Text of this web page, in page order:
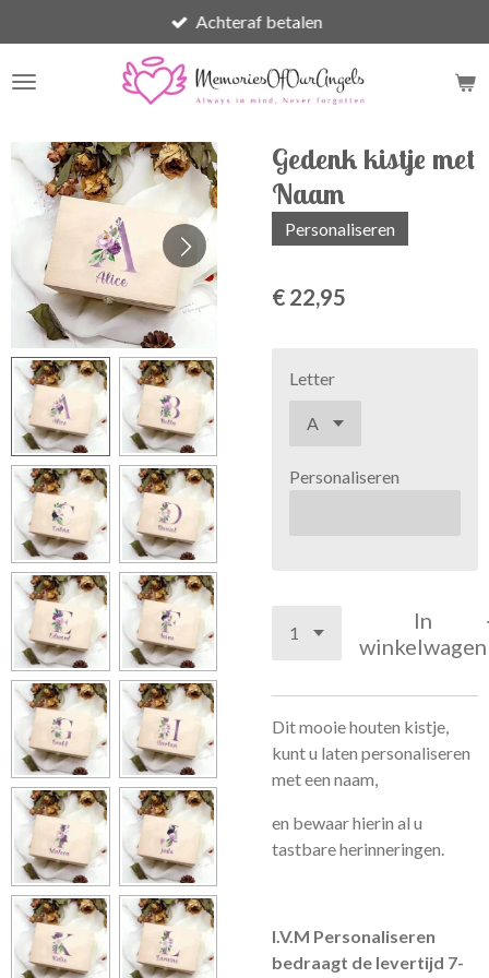
direct
naar
Achteraf betalen
Gedenk kistje met
Naam
Personaliseren
€ 22,95
Letter
Personaliseren
In
winkelwagen
Dit mooie houten kistje,
kunt u laten personaliseren
met een naam,
en bewaar hierin al u
tastbare herinneringen.
I.V.M Personaliseren
bedraagt de levertijd 7-